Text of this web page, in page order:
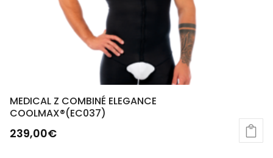
MEDICAL Z COMBINÉ ELEGANCE
COOLMAX®(EC037)
239,00€